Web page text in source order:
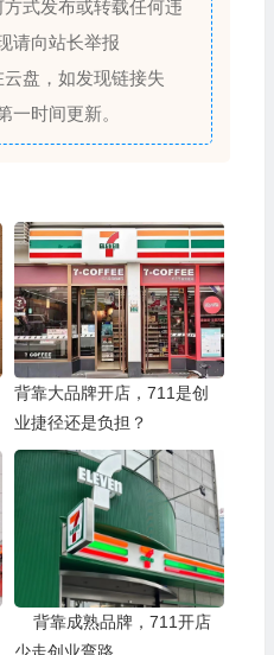
式发布或转载任何违
请向站长举报
盘，如发现链接失
一时间更新。
背靠大品牌开店，711是创
业捷径还是负担？
背靠成熟品牌，711开店